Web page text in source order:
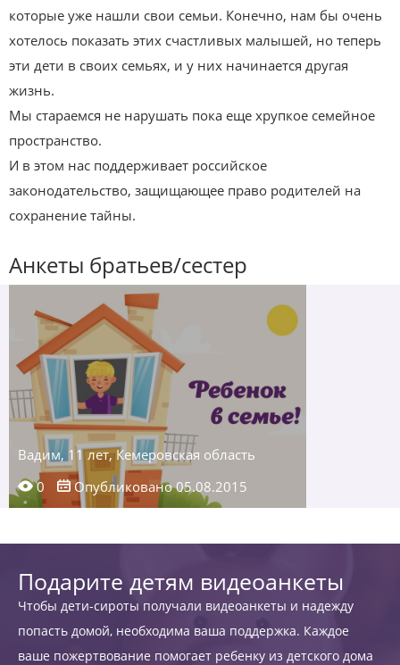
которые уже нашли свои семьи. Конечно, нам бы очень
хотелось показать этих счастливых малышей, но теперь
эти дети в своих семьях, и у них начинается другая
жизнь.
Мы стараемся не нарушать пока еще хрупкое семейное
пространство.
И в этом нас поддерживает российское
законодательство, защищающее право родителей на
сохранение тайны.
Анкеты братьев/сестер
Вадим, 11 лет, Кемеровская область
0
Опубликовано 05.08.2015
Подарите детям видеоанкеты
Чтобы дети-сироты получали видеоанкеты и надежду
попасть домой, необходима ваша поддержка. Каждое
ваше пожертвование помогает ребенку из детского дома